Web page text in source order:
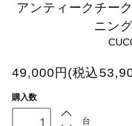
アンティークチー
ニン
49,000円(税込
購入数
台